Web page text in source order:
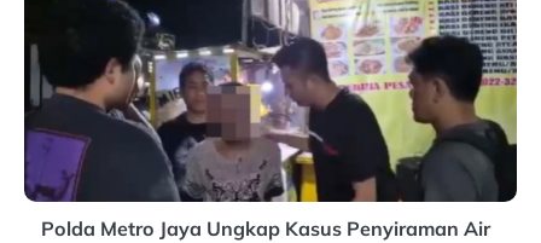
Polda Metro Jaya Ungkap Kasus Penyiraman Air